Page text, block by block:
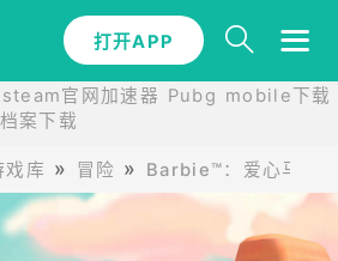
打开APP
steam官网加速器 Pubg mobile下载
案下载
戏库 冒险 Barbie™：爱心马场
打开APP